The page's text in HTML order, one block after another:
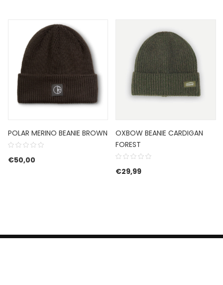
POLAR MERINO BEANIE BROWN
€50,00
OXBOW BEANIE CARDIGAN
FOREST
€29,99